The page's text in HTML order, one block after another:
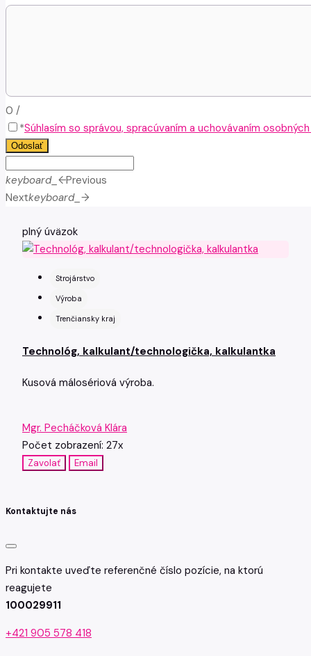
0 /
*Súhlasím so správou, spracúvaním a uchovávaním
Odoslať
keyboard_arrow_leftPrevious
Nextkeyboard_arrow_right
plný úväzok
Strojárstvo
Výroba
Trenčiansky kraj
Technológ, kalkulant/technologička, kalkulantka
Kusová málosériová výroba.
Mgr. Pecháčková Klára
Počet zobrazení: 27x
Zavolať Email
Kontaktujte nás
Pri kontakte uveďte referenčné číslo pozície, na ktorú
reagujete
100029911
+421 905 578 418